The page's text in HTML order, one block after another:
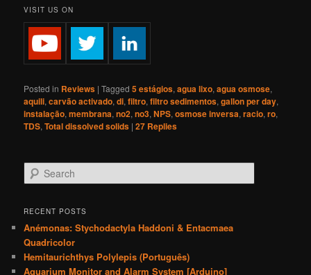
VISIT US ON
Posted in Reviews |Tagged 5 estágios,agua lixo,agua osmose,
aquili,carvão activado,di,filtro,filtro sedimentos,gallon per day,
instalação,membrana,no2,no3,NPS,osmose inversa,racio,ro,
TDS,Total dissolved solids |27 Replies
e
r
h
RECENT POSTS
Anémonas: Stychodactyla Haddoni & Entacmaea
Quadricolor
Hemitaurichthys Polylepis (Português)
Aquarium Monitor and Alarm System [Arduino]